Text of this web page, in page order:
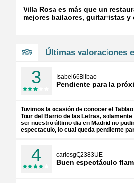
Villa Rosa es más que un
mejores bailaores, guitarristas
Últimas valoraciones
3 Isabel66Bilbao
Pendiente para la
Tuvimos la ocasión de conocer el
Tour del Barrio de las Letras,
ser nuestro último dia en Madrid no
espectaculo, lo cual queda pendiente
4 carlosgQ2383UE
Buen espectáculo